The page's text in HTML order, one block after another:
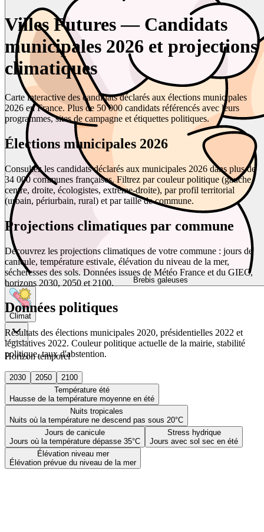
Brebis galeuses
Climat
Horizon temporel
2030 2050
2100
Température été
Hausse de la température moyenne en été
Nuits tropicales
Nuits où la température ne descend pas sous 20°C
Jours de canicule
Jours où la température dépasse 35°C
Stress hydrique
Jours avec sol sec en été
Élévation niveau mer
Élévation prévue du niveau de la mer
Villes Futures — Candidats
municipales 2026 et projections
climatiques
Carte interactive des candidats déclarés aux élections municipales
2026 en France. Plus de 50 000 candidats référencés avec leurs
programmes, sites de campagne et étiquettes politiques.
Élections municipales 2026
Consultez les candidats déclarés aux municipales 2026 dans plus de
34 000 communes françaises. Filtrez par couleur politique (gauche,
centre, droite, écologistes, extrême-droite), par profil territorial
(urbain, périurbain, rural) et par taille de commune.
Projections climatiques par commune
Découvrez les projections climatiques de votre commune : jours de
canicule, température estivale, élévation du niveau de la mer,
sécheresses des sols. Données issues de Météo France et du GIEC,
horizons 2030, 2050 et 2100.
Données politiques
Résultats des élections municipales 2020, présidentielles 2022 et
législatives 2022. Couleur politique actuelle de la mairie, stabilité
politique, taux d'abstention.